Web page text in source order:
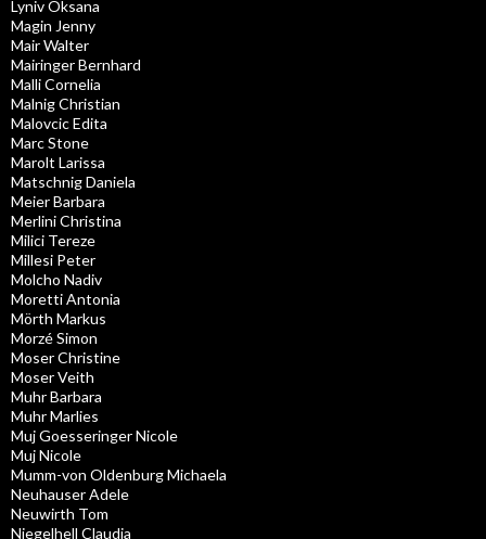
Lyniv Oksana
Magin Jenny
Mair Walter
Mairinger Bernhard
Malli Cornelia
Malnig Christian
Malovcic Edita
Marc Stone
Marolt Larissa
Matschnig Daniela
Meier Barbara
Merlini Christina
Milici Tereze
Millesi Peter
Molcho Nadiv
Moretti Antonia
Mörth Markus
Morzé Simon
Moser Christine
Moser Veith
Muhr Barbara
Muhr Marlies
Muj Goesseringer Nicole
Muj Nicole
Mumm-von Oldenburg Michaela
Neuhauser Adele
Neuwirth Tom
Niegelhell Claudia